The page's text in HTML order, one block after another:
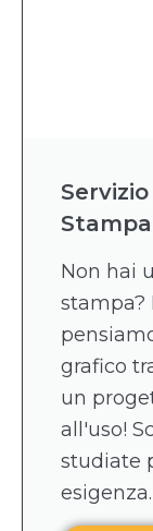
Non hai
stampa?
grafico
un
all'uso!
studiate
esigenza.